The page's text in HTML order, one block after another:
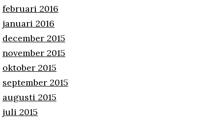
februari 2016
januari 2016
december 2015
november 2015
oktober 2015
september 2015
augusti 2015
juli 2015